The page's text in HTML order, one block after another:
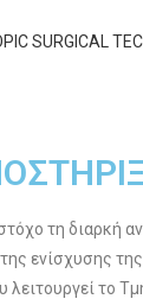
τη διαρκή
ενίσχυσης
λειτουργεί το